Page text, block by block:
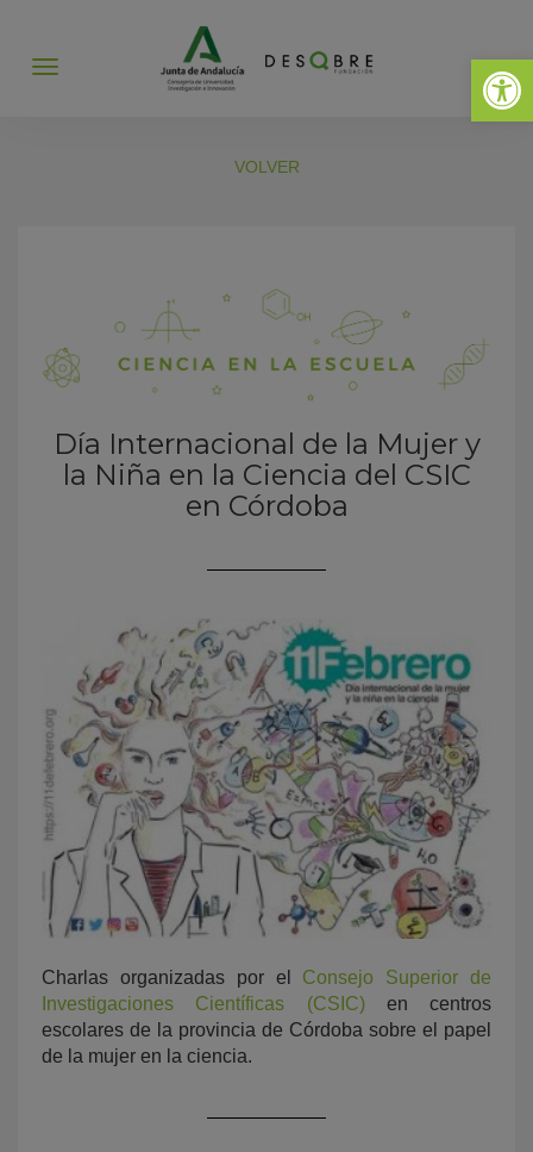
Abrir
Abrir
VOLVER
Día Internacional de la Mujer y
la Niña en la Ciencia del CSIC
en Córdoba
Charlas organizadas por el Consejo Superior de
Investigaciones Científicas (CSIC)en centros
escolares de la provincia de Córdoba sobre el papel
de la mujer en la ciencia.